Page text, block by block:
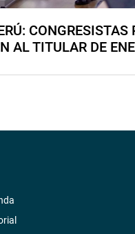
CONGRESISTAS
AL TITULAR DE